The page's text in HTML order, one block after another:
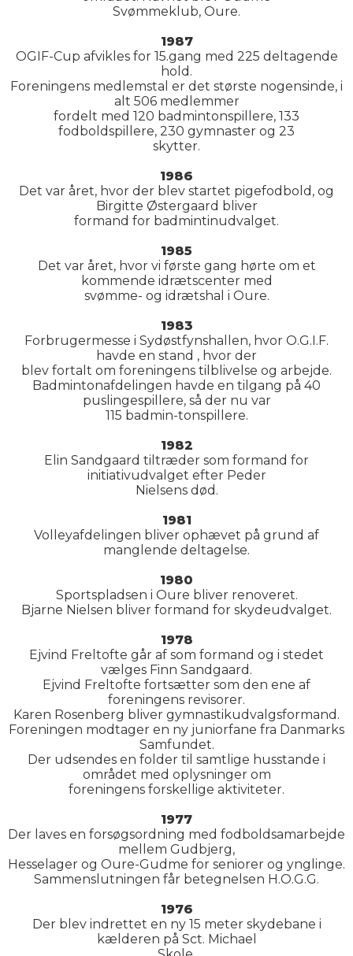
Svømmeklub, Oure.
1987
OGIF-Cup afvikles for 15.gang med 225 deltagende
hold.
Foreningens medlemstal er det største nogensinde, i
alt 506 medlemmer
fordelt med 120 badmintonspillere, 133
fodboldspillere, 230 gymnaster og 23
skytter.
1986
Det var året, hvor der blev startet pigefodbold, og
Birgitte Østergaard bliver
formand for badmintinudvalget.
1985
Det var året, hvor vi første gang hørte om et
kommende idrætscenter med
svømme- og idrætshal i Oure.
1983
Forbrugermesse i Sydøstfynshallen, hvor O.G.I.F.
havde en stand , hvor der
blev fortalt om foreningens tilblivelse og arbejde.
Badmintonafdelingen havde en tilgang på 40
puslingespillere, så der nu var
115 badmin-tonspillere.
1982
Elin Sandgaard tiltræder som formand for
initiativudvalget efter Peder
Nielsens død.
1981
Volleyafdelingen bliver ophævet på grund af
manglende deltagelse.
1980
Sportspladsen i Oure bliver renoveret.
Bjarne Nielsen bliver formand for skydeudvalget.
1978
Ejvind Freltofte går af som formand og i stedet
vælges Finn Sandgaard.
Ejvind Freltofte fortsætter som den ene af
foreningens revisorer.
Karen Rosenberg bliver gymnastikudvalgsformand.
Foreningen modtager en ny juniorfane fra Danmarks
Samfundet.
Der udsendes en folder til samtlige husstande i
området med oplysninger om
foreningens forskellige aktiviteter.
1977
Der laves en forsøgsordning med fodboldsamarbejde
mellem Gudbjerg,
Hesselager og Oure-Gudme for seniorer og ynglinge.
Sammenslutningen får betegnelsen H.O.G.G.
1976
Der blev indrettet en ny 15 meter skydebane i
kælderen på Sct. Michael